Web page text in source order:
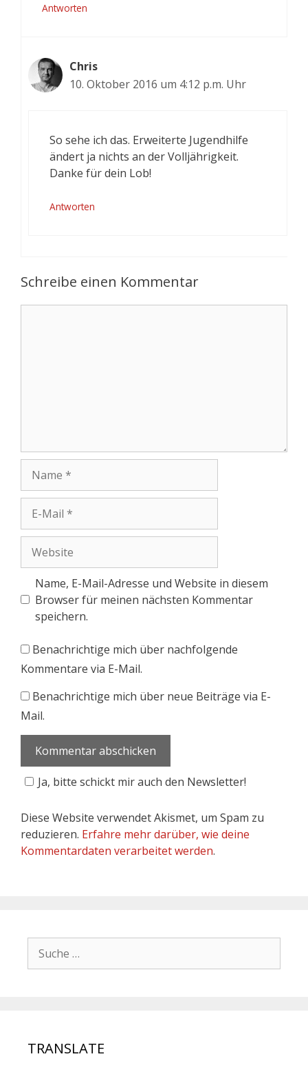
Antworten
Chris
10. Oktober 2016 um 4:12 p.m. Uhr
So sehe ich das. Erweiterte Jugendhilfe
ändert ja nichts an der Volljährigkeit.
Danke für dein Lob!
Antworten
Schreibe einen Kommentar
Name, E-Mail-Adresse und Website in diesem
Browser für meinen nächsten Kommentar
speichern.
Benachrichtige mich über nachfolgende
Kommentare via E-Mail.
Benachrichtige mich über neue Beiträge via E-
Mail.
Ja, bitte schickt mir auch den Newsletter!
Diese Website verwendet Akismet, um Spam zu
reduzieren. Erfahre mehr darüber, wie deine
Kommentardaten verarbeitet werden.
TRANSLATE